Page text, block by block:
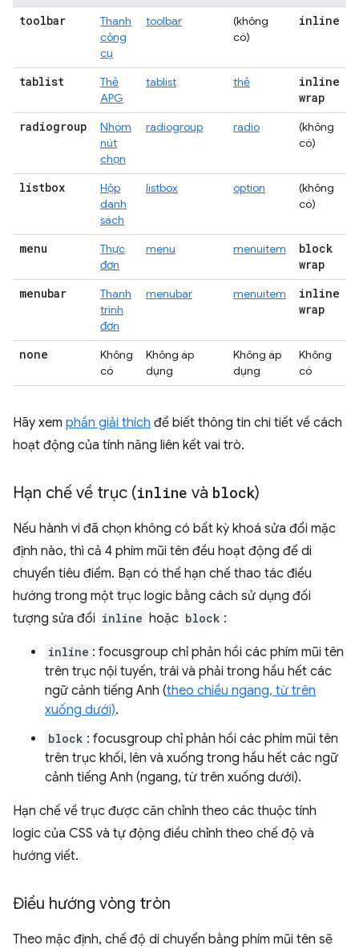
toolbar
Thanh
công
cụ
toolbar
(không
có)
inline
tablist
Thẻ
APG
tablist thẻ
inline
wrap
radiogroup
Nhóm
nút
chọn
radiogroup radio
(không
có)
listbox
Hộp
danh
sách
listbox option
(không
có)
menu
Thực
đơn
menu menuitem
block
wrap
menubar
Thanh
trình
đơn
menubar menuitem
inline
wrap
none
Không
có
Không áp
dụng
Không áp
dụng
Không
có
Hãy xem phần giải thích để biết thông tin chi tiết về cách
hoạt động của tính năng liên kết vai trò.
Hạn chế về trục (inline và block)
Nếu hành vi đã chọn không có bất kỳ khoá sửa đổi mặc
định nào, thì cả 4 phím mũi tên đều hoạt động để di
chuyển tiêu điểm. Bạn có thể hạn chế thao tác điều
hướng trong một trục logic bằng cách sử dụng đối
tượng sửa đổi inline hoặc block :
inline : focusgroup chỉ phản hồi các phím mũi tên
trên trục nội tuyến, trái và phải trong hầu hết các
ngữ cảnh tiếng Anh (theo chiều ngang, từ trên
xuống dưới).
block : focusgroup chỉ phản hồi các phím mũi tên
trên trục khối, lên và xuống trong hầu hết các ngữ
cảnh tiếng Anh (ngang, từ trên xuống dưới).
Hạn chế về trục được căn chỉnh theo các thuộc tính
logic của CSS và tự động điều chỉnh theo chế độ và
hướng viết.
Điều hướng vòng tròn
Theo mặc định, chế độ di chuyển bằng phím mũi tên sẽ